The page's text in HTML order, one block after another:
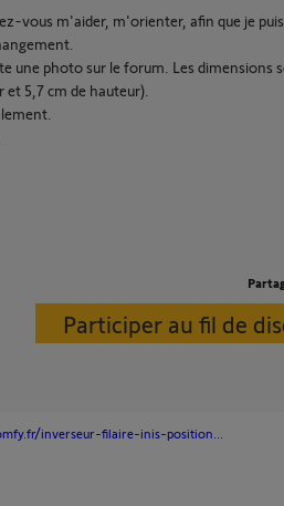
vous m'aider, m'orienter, afin que je
une photo sur le forum. Les dimensions
et 5,7 cm de hauteur).
Participer au fil de
inverseur-filaire-inis-position...